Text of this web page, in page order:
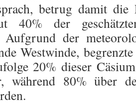
betrug damit die
40% der
Aufgrund der
Westwinde,
20% dieser
während 80% über